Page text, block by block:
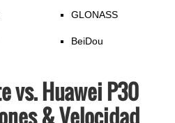
GLONASS
BeiDou
vs. Huawei P30
& Velocidad